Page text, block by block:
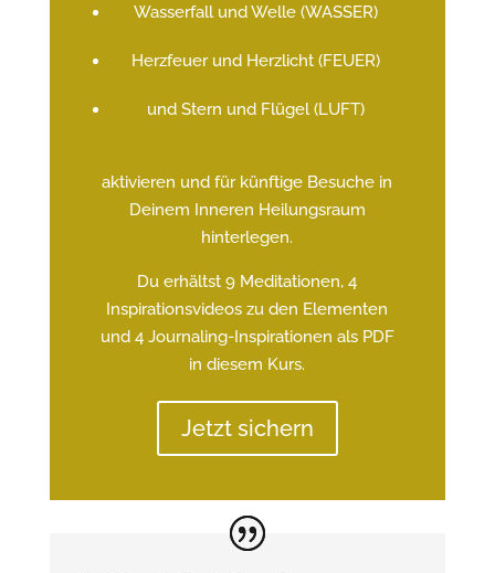
Wasserfall und Welle (WASSER)
Herzfeuer und Herzlicht (FEUER)
und Stern und Flügel (LUFT)
aktivieren und für künftige Besuche in
Deinem Inneren Heilungsraum
hinterlegen.
Du erhältst 9 Meditationen, 4
Inspirationsvideos zu den Elementen
und 4 Journaling-Inspirationen als PDF
in diesem Kurs.
Jetzt sichern